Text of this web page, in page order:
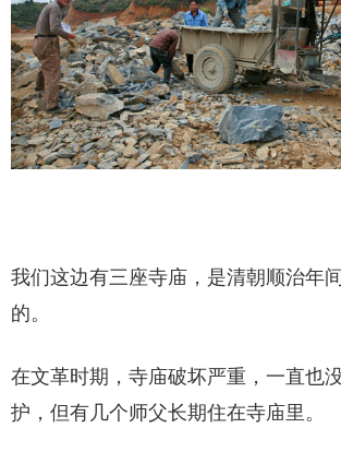
我们这边有三座寺庙，是清朝顺治年
的。
在文革时期，寺庙破坏严重，一直也
护，但有几个师父长期住在寺庙里。